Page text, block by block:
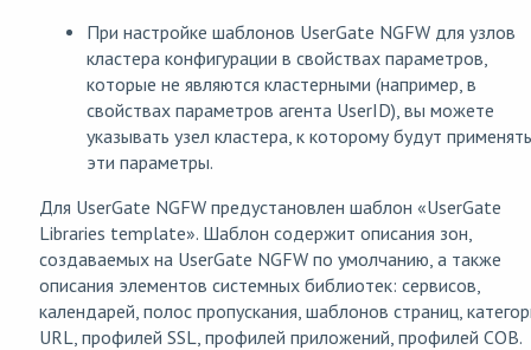
При настройке шаблонов UserGate NGFW для узлов
кластера конфигурации в свойствах параметров,
которые не являются кластерными (например, в
свойствах параметров агента UserID), вы можете
указывать узел кластера, к которому будут
эти параметры.
Для UserGate NGFW предустановлен шаблон «UserGate
Libraries template». Шаблон содержит описания зон,
создаваемых на UserGate NGFW по умолчанию, а также
описания элементов системных библиотек: сервисов,
календарей, полос пропускания, шаблонов страниц,
URL, профилей SSL, профилей приложений, профилей СОВ.